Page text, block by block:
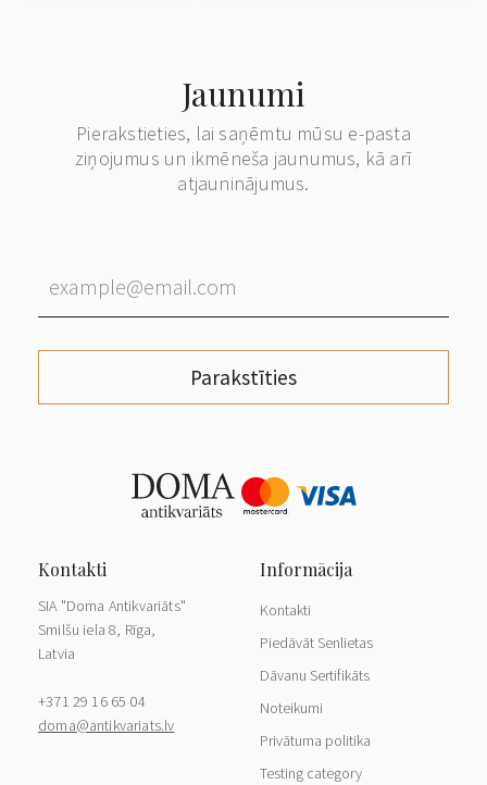
Jaunumi
Pierakstieties, lai saņēmtu mūsu e-pasta
ziņojumus un ikmēneša jaunumus, kā arī
atjauninājumus.
Parakstīties
SIA "Doma Antikvariāts"
Smilšu iela 8, Rīga,
Latvia
+371 29 16 65 04
doma@antikvariats.lv
Kontakti
Piedāvāt Senlietas
Dāvanu Sertifikāts
Noteikumi
Privātuma politika
Testing category